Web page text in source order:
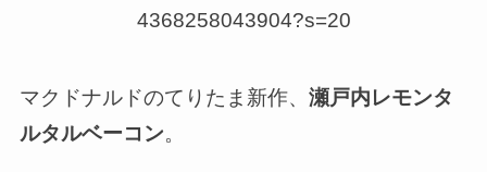
4368258043904?s=20
マクドナルドのてりたま新作、 瀬戸内レモンタ
ルタルベーコン。